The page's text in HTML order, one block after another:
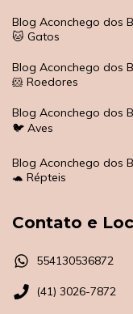
Blog Aconchego dos
🐱 Gatos
Blog Aconchego dos
🐹 Roedores
Blog Aconchego dos
🐦 Aves
Blog Aconchego dos
🐢 Répteis
Contato e
554130536872
(41) 3026-7872